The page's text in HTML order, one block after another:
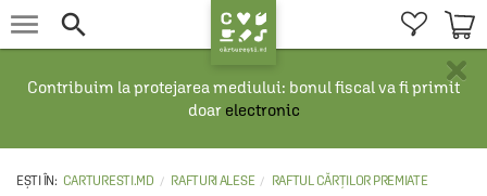
 
×
Contribuim la protejarea mediului: bonul fiscal va fi primit
doar electronic
CARTURESTI.MD RAFTURI ALESE
RAFTUL CĂRȚILOR PREMIATE